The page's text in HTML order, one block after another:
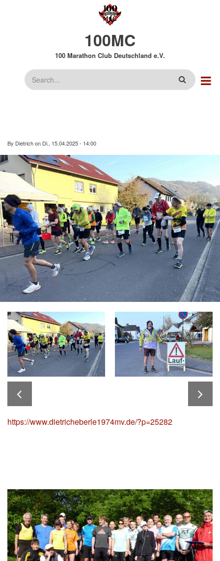
100MC
100 Marathon Club Deutschland e.V.
Suche
By Dietrichon Di., 15.04.2025 - 14:00
https://www.dietricheberle1974mv.de/?p=25282